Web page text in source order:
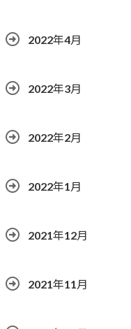
2022年4月
2022年3月
2022年2月
2022年1月
2021年12月
2021年11月